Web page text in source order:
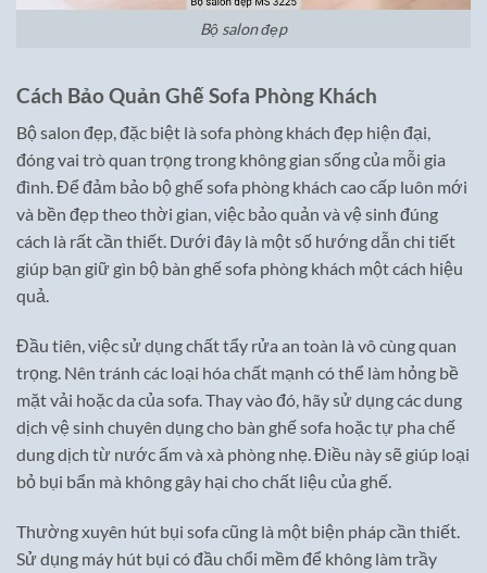
Bộ salon đẹp
Cách Bảo Quản Ghế Sofa Phòng Khách
Bộ salon đẹp, đặc biệt là sofa phòng khách đẹp hiện đại,
đóng vai trò quan trọng trong không gian sống của mỗi gia
đình. Để đảm bảo bộ ghế sofa phòng khách cao cấp luôn mới
và bền đẹp theo thời gian, việc bảo quản và vệ sinh đúng
cách là rất cần thiết. Dưới đây là một số hướng dẫn chi tiết
giúp bạn giữ gìn bộ bàn ghế sofa phòng khách một cách hiệu
quả.
Đầu tiên, việc sử dụng chất tẩy rửa an toàn là vô cùng quan
trọng. Nên tránh các loại hóa chất mạnh có thể làm hỏng bề
mặt vải hoặc da của sofa. Thay vào đó, hãy sử dụng các dung
dịch vệ sinh chuyên dụng cho bàn ghế sofa hoặc tự pha chế
dung dịch từ nước ấm và xà phòng nhẹ. Điều này sẽ giúp loại
bỏ bụi bẩn mà không gây hại cho chất liệu của ghế.
Thường xuyên hút bụi sofa cũng là một biện pháp cần thiết.
Sử dụng máy hút bụi có đầu chổi mềm để không làm trầy